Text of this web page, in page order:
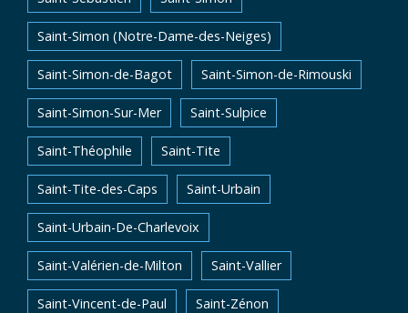
Saint-Simon (Notre-Dame-des-Neiges)
Saint-Simon-de-Bagot Saint-Simon-de-Rimouski
Saint-Simon-Sur-Mer Saint-Sulpice
Saint-Théophile Saint-Tite
Saint-Tite-des-Caps Saint-Urbain
Saint-Urbain-De-Charlevoix
Saint-Valérien-de-Milton Saint-Vallier
Saint-Vincent-de-Paul Saint-Zénon